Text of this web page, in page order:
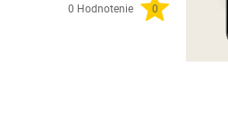
0 Hodnotenie 0